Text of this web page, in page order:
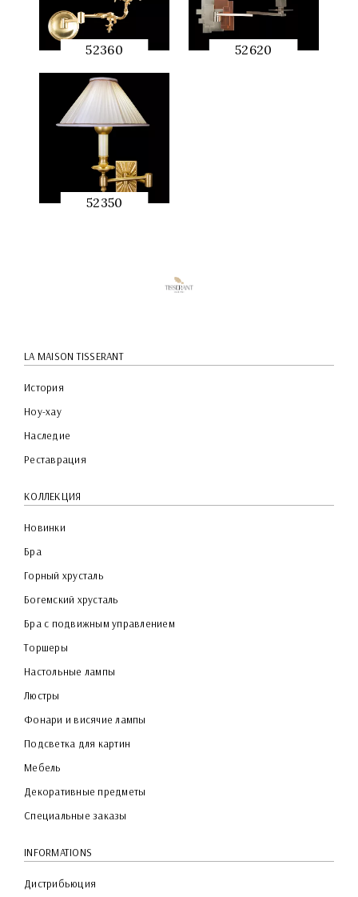
52360
QUICK
PREVIEW
52620
52350
LA MAISON TISSERANT
История
Ноу-хау
Наследие
Реставрация
КОЛЛЕКЦИЯ
Новинки
Бра
Горный хрусталь
Богемский хрусталь
Бра с подвижным управлением
Торшеры
Настольные лампы
Люстры
Фонари и висячие лампы
Подсветка для картин
Мебель
Декоративные предметы
Специальные заказы
INFORMATIONS
Дистрибьюция